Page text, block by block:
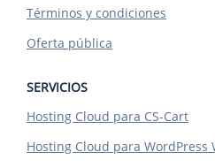
Términos y condiciones
Oferta pública
SERVICIOS
Hosting Cloud para CS-Cart
Hosting Cloud para WordPress